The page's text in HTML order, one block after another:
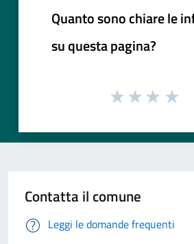
Quanto sono chiare le
su questa pagina?
Contatta il comune
Leggi le domande frequenti